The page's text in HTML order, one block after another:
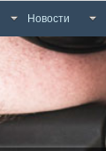
Новости